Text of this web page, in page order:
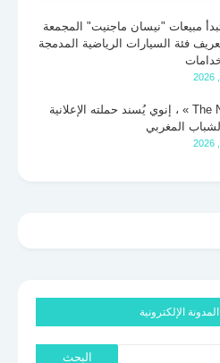
مبيعات "نيسان ماجنيت" المجمعة
فئة السيارات الرياضية المدمجة
مع « The Next Ad » ، إنوي يُسند حملته الإعلانية
المغربي
الإلكترونية